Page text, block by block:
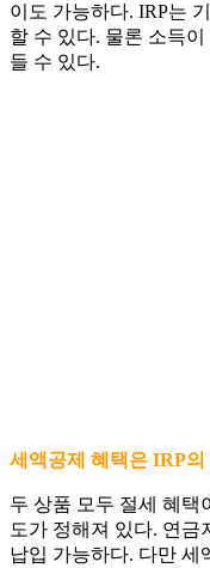
이도 가능하다. IRP는
할 수 있다. 물론 소득
들 수 있다.
세액공제 혜택은 IRP의
두 상품 모두 절세 혜택
도가 정해져 있다. 연금
납입 가능하다. 다만 세